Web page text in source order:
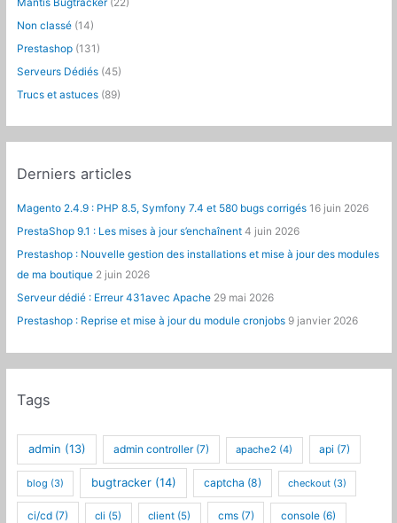
e
r
:
Mantis Bugtracker (22)
Non classé (14)
Prestashop (131)
Serveurs Dédiés (45)
Trucs et astuces (89)
Derniers articles
Magento 2.4.9 : PHP 8.5, Symfony 7.4 et 580 bugs corrigés 16 juin 2026
PrestaShop 9.1 : Les mises à jour s’enchaînent 4 juin 2026
Prestashop : Nouvelle gestion des installations et mise à jour des modules
de ma boutique 2 juin 2026
Serveur dédié : Erreur 431avec Apache 29 mai 2026
Prestashop : Reprise et mise à jour du module cronjobs 9 janvier 2026
Tags
admin (13) admin controller(7) apache2 (4) api (7)
blog (3) bugtracker(14) captcha (8) checkout (3)
ci/cd (7) cli (5) client (5) cms(7) console (6)